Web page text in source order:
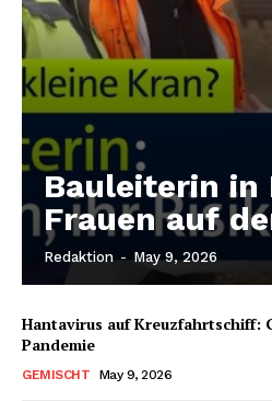
Bauleiterin in
Frauen auf
Redaktion - May 9, 2026
Hantavirus auf Kreuzfahrtschiff:
Pandemie
GEMISCHT May 9, 2026